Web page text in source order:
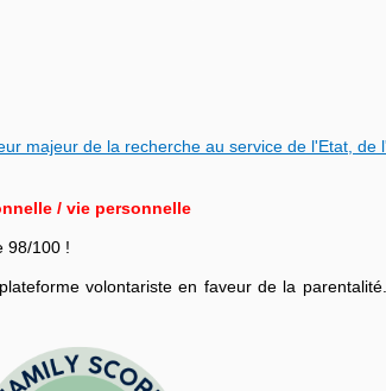
majeur de la recherche au service de l'Etat, de
/ vie personnelle
98/100 !
volontariste en faveur de la